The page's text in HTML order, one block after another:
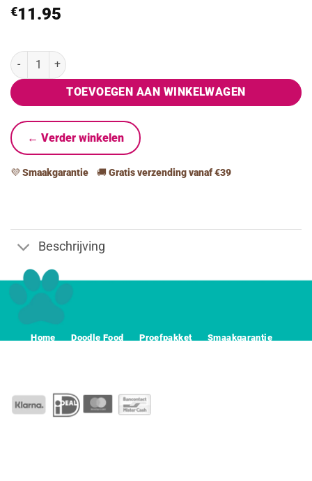
€11.95
Schapenvet 500ML aantal
TOEVOEGEN AAN WINKELWAGEN
← Verder winkelen
💜Smaakgarantie 🚚 Gratis verzending vanaf €39
Beschrijving
Home Doodle Food Proefpakket Smaakgarantie